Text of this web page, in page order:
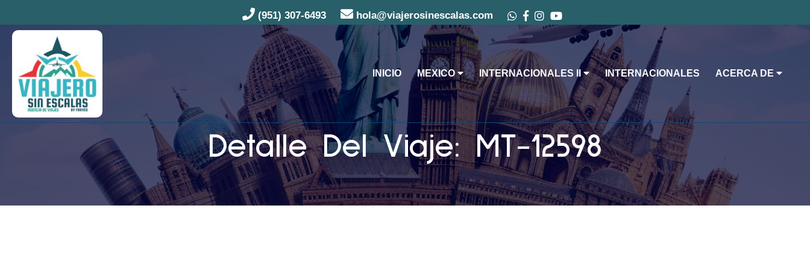
(951) 307-6493 hola@viajerosinescalas.com
INICIO MEXICO INTERNACIONALES II INTERNACIONALES ACERCA DE
Detalle Del Viaje: MT-12598